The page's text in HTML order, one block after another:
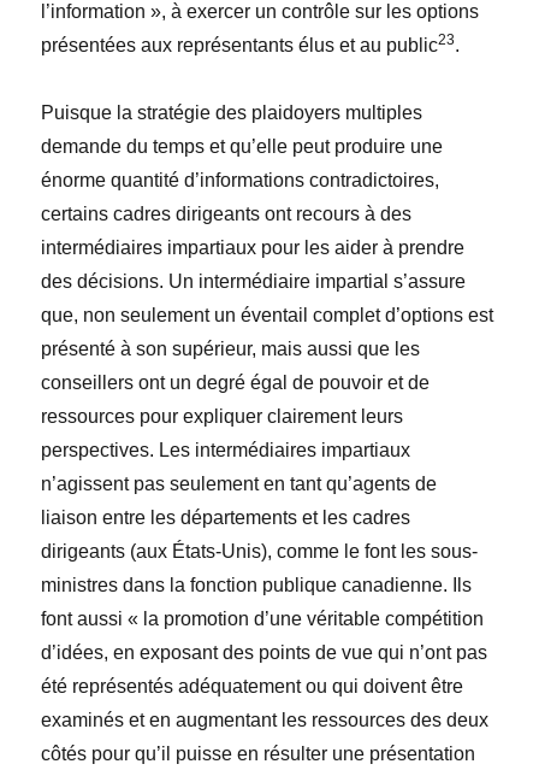
l’information », à exercer un contrôle sur les options
présentées aux représentants élus et au public23.
Puisque la stratégie des plaidoyers multiples
demande du temps et qu’elle peut produire une
énorme quantité d’informations contradictoires,
certains cadres dirigeants ont recours à des
intermédiaires impartiaux pour les aider à prendre
des décisions. Un intermédiaire impartial s’assure
que, non seulement un éventail complet d’options est
présenté à son supérieur, mais aussi que les
conseillers ont un degré égal de pouvoir et de
ressources pour expliquer clairement leurs
perspectives. Les intermédiaires impartiaux
n’agissent pas seulement en tant qu’agents de
liaison entre les départements et les cadres
dirigeants (aux États-Unis), comme le font les sous-
ministres dans la fonction publique canadienne. Ils
font aussi « la promotion d’une véritable compétition
d’idées, en exposant des points de vue qui n’ont pas
été représentés adéquatement ou qui doivent être
examinés et en augmentant les ressources des deux
côtés pour qu’il puisse en résulter une présentation